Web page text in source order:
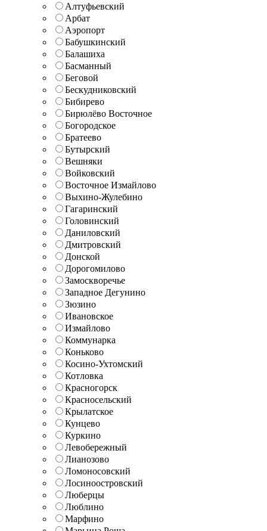
Алтуфьевский
Арбат
Аэропорт
Бабушкинский
Балашиха
Басманный
Беговой
Бескудниковский
Бибирево
Бирюлёво Восточное
Богородское
Братеево
Бутырский
Вешняки
Войковский
Восточное Измайлово
Выхино-Жулебино
Гагаринский
Головинский
Даниловский
Дмитровский
Донской
Дорогомилово
Замоскворечье
Западное Дегунино
Зюзино
Ивановское
Измайлово
Коммунарка
Коньково
Косино-Ухтомский
Котловка
Красногорск
Красносельский
Крылатское
Кунцево
Куркино
Левобережный
Лианозово
Ломоносовский
Лосиноостровский
Люберцы
Люблино
Марфино